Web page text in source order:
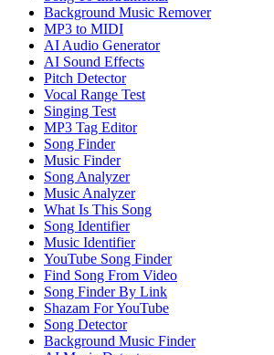
Background Music Remover
MP3 to MIDI
AI Audio Generator
AI Sound Effects
Pitch Detector
Vocal Range Test
Singing Test
MP3 Tag Editor
Song Finder
Music Finder
Song Analyzer
Music Analyzer
What Is This Song
Song Identifier
Music Identifier
YouTube Song Finder
Find Song From Video
Song Finder By Link
Shazam For YouTube
Song Detector
Background Music Finder